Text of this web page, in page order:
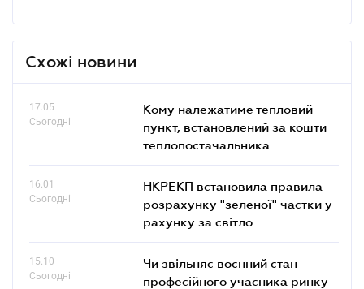
Схожі новини
17.05
Сьогодні
Кому належатиме тепловий
пункт, встановлений за кошти
теплопостачальника
16.01
Сьогодні
НКРЕКП встановила правила
розрахунку "зеленої" частки у
рахунку за світло
15.10
Сьогодні
Чи звільняє воєнний стан
професійного учасника ринку